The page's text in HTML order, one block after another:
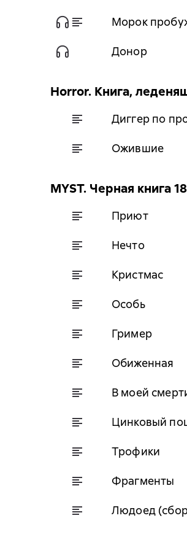
Морок
Донор
Horror. Книга,
Диггер по
Ожившие
MYST. Черная книга
Приют
Нечто
Кристмас
Особь
Гример
Обиженная
В моей
Цинковый
Трофики
Фрагменты
Людоед